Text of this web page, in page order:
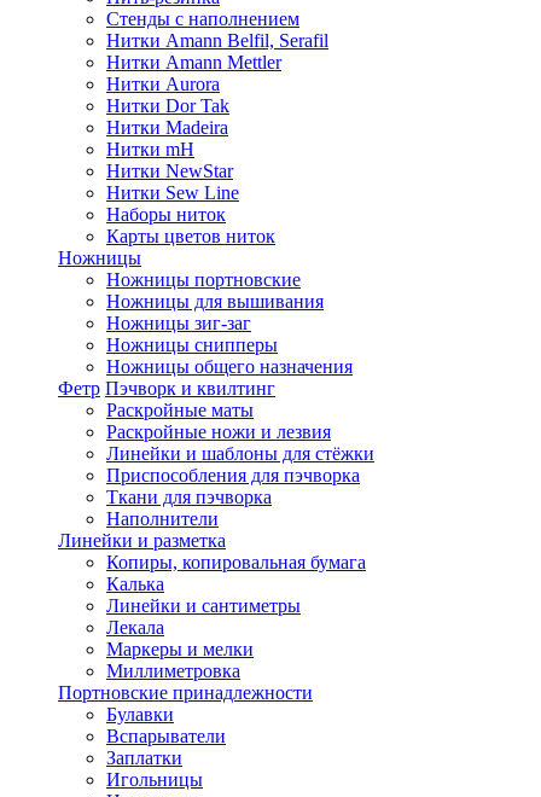
Стенды с наполнением
Нитки Amann Belfil, Serafil
Нитки Amann Mettler
Нитки Aurora
Нитки Dor Tak
Нитки Madeira
Нитки mH
Нитки NewStar
Нитки Sew Line
Наборы ниток
Карты цветов ниток
Ножницы
Ножницы портновские
Ножницы для вышивания
Ножницы зиг-заг
Ножницы снипперы
Ножницы общего назначения
Фетр Пэчворк и квилтинг
Раскройные маты
Раскройные ножи и лезвия
Линейки и шаблоны для стёжки
Приспособления для пэчворка
Ткани для пэчворка
Наполнители
Линейки и разметка
Копиры, копировальная бумага
Калька
Линейки и сантиметры
Лекала
Маркеры и мелки
Миллиметровка
Портновские принадлежности
Булавки
Вспарыватели
Заплатки
Игольницы